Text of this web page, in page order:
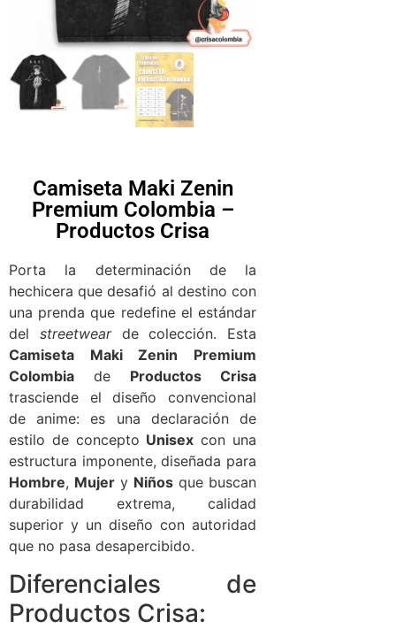
Camiseta Maki Zenin
Premium Colombia –
Productos Crisa
Porta la determinación de la
hechicera que desafió al destino con
una prenda que redefine el estándar
del streetwearde colección. Esta
Camiseta Maki Zenin Premium
Colombia de Productos Crisa
trasciende el diseño convencional
de anime: es una declaración de
estilo de concepto Unisex con una
estructura imponente, diseñada para
Hombre, Mujer y Niños que buscan
durabilidad extrema, calidad
superior y un diseño con autoridad
que no pasa desapercibido.
Diferenciales de
Productos Crisa: